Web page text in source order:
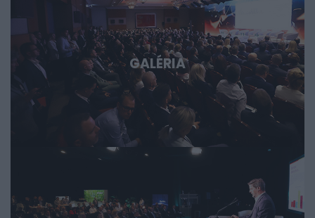
következő évtizedek legfontosabb technológiai sztorijaiba.
GALÉRIA